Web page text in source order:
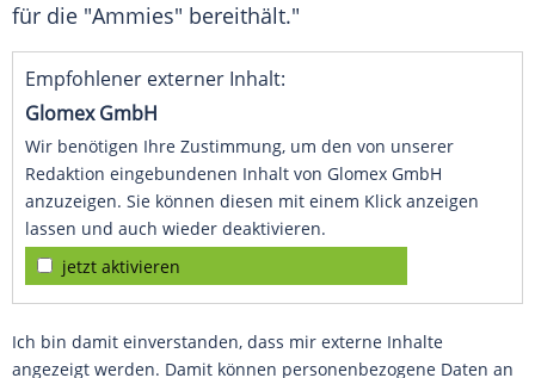
für die "Ammies" bereithält."
Empfohlener externer Inhalt:
Glomex GmbH
Wir benötigen Ihre Zustimmung, um den von unserer
Redaktion eingebundenen Inhalt von Glomex GmbH
anzuzeigen. Sie können diesen mit einem Klick anzeigen
lassen und auch wieder deaktivieren.
jetzt aktivieren
Ich bin damit einverstanden, dass mir externe Inhalte
angezeigt werden. Damit können personenbezogene Daten an